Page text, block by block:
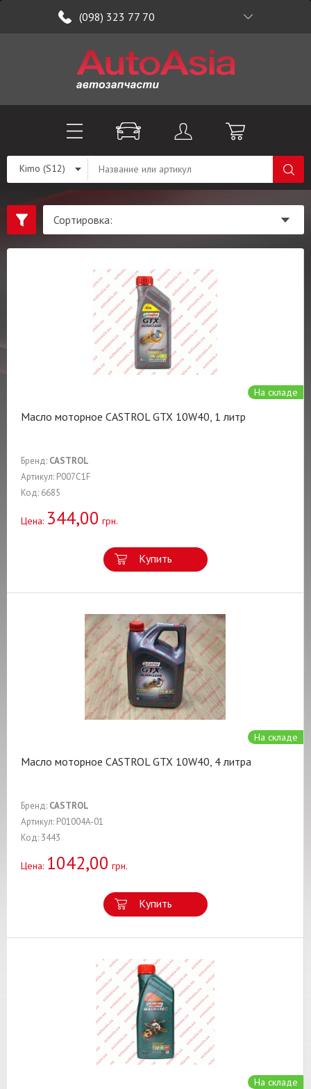
(098) 323 77 70
Kimo (S12)
На складе
Масло моторное CASTROL GTX 10W40, 1 литр
Бренд: CASTROL
Артикул: P007C1F
Код: 6685
Цена: 344,00 грн.
Купить
На складе
Масло моторное CASTROL GTX 10W40, 4 литра
Бренд: CASTROL
Артикул: P01004A-01
Код: 3443
Цена: 1042,00 грн.
Купить
На складе